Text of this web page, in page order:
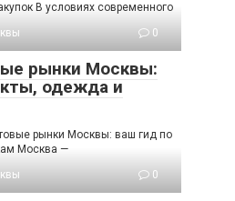
В условиях современного
0
рынки Москвы:
одежда и
рынки Москвы: ваш гид по
Москва —
0